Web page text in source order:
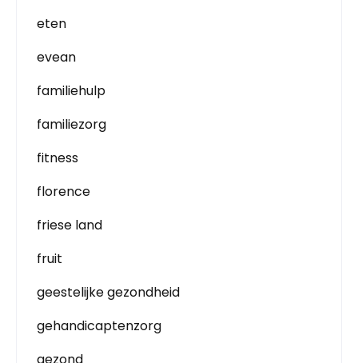
eten
evean
familiehulp
familiezorg
fitness
florence
friese land
fruit
geestelijke gezondheid
gehandicaptenzorg